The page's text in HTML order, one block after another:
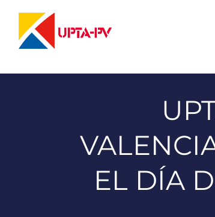
contenido
EL DÍA